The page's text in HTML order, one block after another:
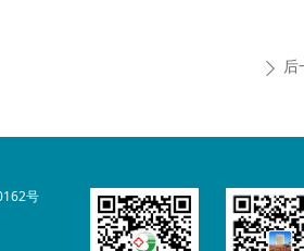
ꄲ 后
号